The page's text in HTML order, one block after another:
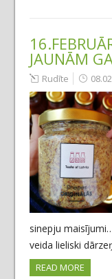
JAUNĀM
Rudīte
sinepju
veida lieliski
READ MORE